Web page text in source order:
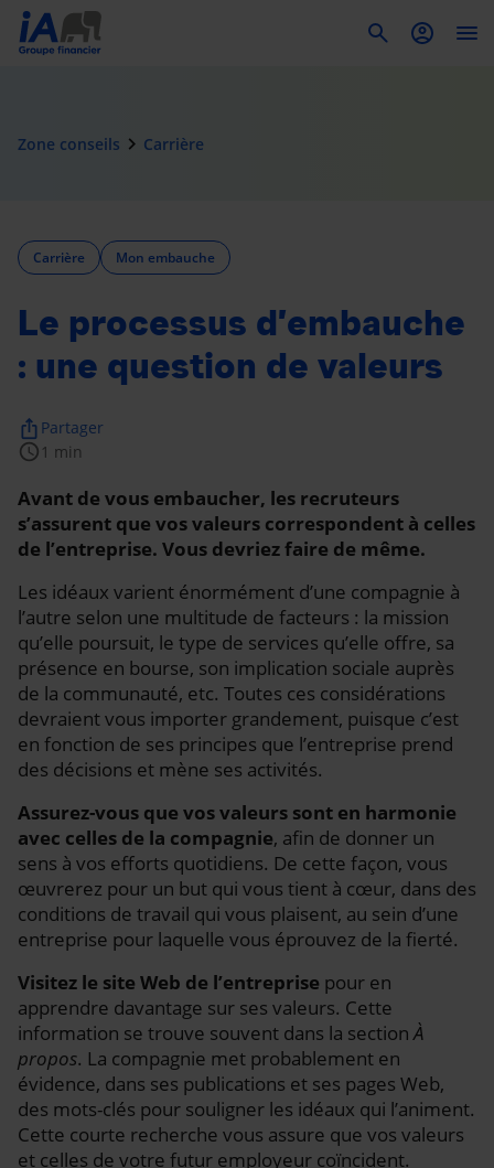
Zone conseils navigate_next Carrière
Carrière Mon embauche
Le processus d’embauche
: une question de valeurs
schedule 1 min
ios_share Partager
Avant de vous embaucher, les recruteurs
s’assurent que vos valeurs correspondent à celles
de l’entreprise. Vous devriez faire de même.
Les idéaux varient énormément d’une compagnie à
l’autre selon une multitude de facteurs : la mission
qu’elle poursuit, le type de services qu’elle offre, sa
présence en bourse, son implication sociale auprès
de la communauté, etc. Toutes ces considérations
devraient vous importer grandement, puisque c’est
en fonction de ses principes que l’entreprise prend
des décisions et mène ses activités.
Assurez-vous que vos valeurs sont en harmonie
avec celles de la compagnie, afin de donner un
sens à vos efforts quotidiens. De cette façon, vous
œuvrerez pour un but qui vous tient à cœur, dans des
conditions de travail qui vous plaisent, au sein d’une
entreprise pour laquelle vous éprouvez de la fierté.
Visitez le site Web de l’entreprise pour en
apprendre davantage sur ses valeurs. Cette
information se trouve souvent dans la section À
propos. La compagnie met probablement en
évidence, dans ses publications et ses pages Web,
des mots-clés pour souligner les idéaux qui l’animent.
Cette courte recherche vous assure que vos valeurs
et celles de votre futur employeur coïncident.